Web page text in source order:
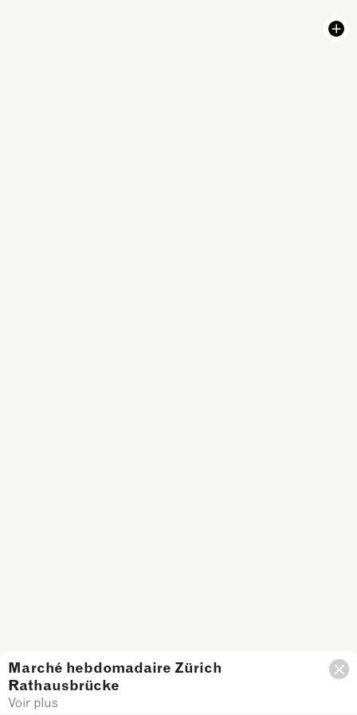
Marché hebdomadaire Zürich
Rathausbrücke
Voir plus